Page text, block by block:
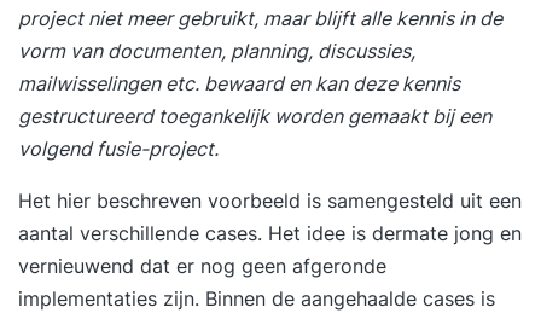
project niet meer gebruikt, maar blijft alle kennis in de
vorm van documenten, planning, discussies,
mailwisselingen etc. bewaard en kan deze kennis
gestructureerd toegankelijk worden gemaakt bij een
volgend fusie-project.
Het hier beschreven voorbeeld is samengesteld uit een
aantal verschillende cases. Het idee is dermate jong en
vernieuwend dat er nog geen afgeronde
implementaties zijn. Binnen de aangehaalde cases is